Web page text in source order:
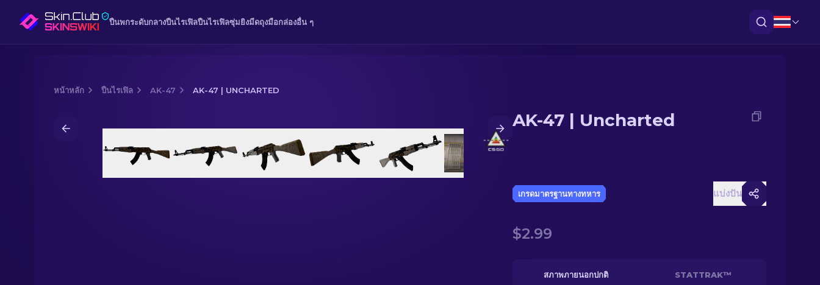
ปืนพกระดับกลางปืนไรเฟิลปืนไรเฟิลซุ่มยิงมีดถุงมือกล่องอื่น ๆ
หน้าหลัก ปืนไรเฟิล AK-47 AK-47 | UNCHARTED
AK-47 | Uncharted
เกรดมาตรฐานทางทหาร แบ่งปัน
$2.99
สภาพภายนอกปกติ STATTRAK™